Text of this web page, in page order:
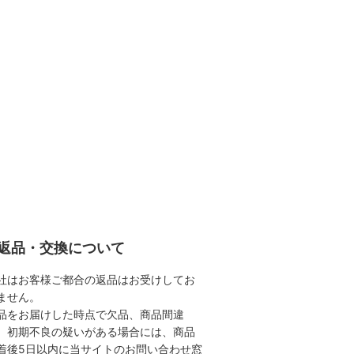
品・交換について
はお客様ご都合の返品はお受けしてお
せん。
をお届けした時点で欠品、商品間違
初期不良の疑いがある場合には、商品
後5日以内に当サイトのお問い合わせ窓